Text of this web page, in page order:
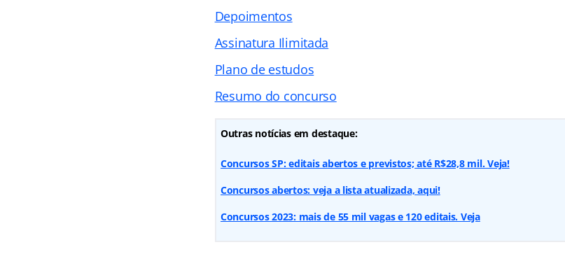
Depoimentos
Assinatura Ilimitada
Plano de estudos
Resumo do concurso
Outras notícias em destaque:
Concursos SP: editais abertos e previstos; até R$28,8 mil. Veja!
Concursos abertos: veja a lista atualizada, aqui!
Concursos 2023: mais de 55 mil vagas e 120 editais. Veja